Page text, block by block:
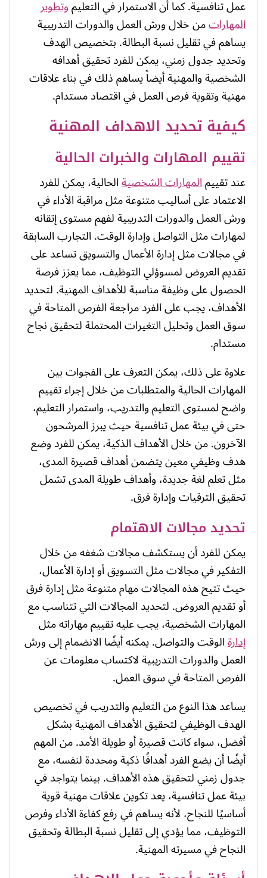
عمل تنافسية. كما أن الاستمرار في التعليموتطوير
المهاراتمن خلال ورش العمل والدورات التدريبية
يساهم في تقليل نسبة البطالة. بتخصيص الهدف
وتحديد جدول زمني، يمكن للفرد تحقيق أهدافه
الشخصية والمهنية أيضاً يساهم ذلك في بناء علاقات
مهنية وتقوية فرص العمل في اقتصاد مستدام.
كيفية تحديد الاهداف المهنية
تقييم المهارات والخبرات الحالية
عند تقييمالمهارات الشخصيةالحالية، يمكن للفرد
الاعتماد على أساليب متنوعة مثل مراقبة الأداء في
ورش العمل والدورات التدريبية لفهم مستوى إتقانه
لمهارات مثل التواصل وإدارة الوقت. التجارب السابقة
في مجالات مثل إدارة الأعمال والتسويق تساعد على
تقديم العروض لمسوؤلي التوظيف، مما يعزز فرصة
الحصول على وظيفة مناسبة للأهداف المهنية. لتحديد
الأهداف، يجب على الفرد مراجعة الفرص المتاحة في
سوق العمل وتحليل التغيرات المحتملة لتحقيق نجاح
مستدام.
علاوة على ذلك، يمكن التعرف على الفجوات بين
المهارات الحالية والمتطلبات من خلال إجراء تقييم
واضح لمستوى التعليم والتدريب، واستمرار التعليم،
حتى في بيئة عمل تنافسية حيث يبرز المرشحون
الآخرون. من خلال الأهداف الذكية، يمكن للفرد وضع
هدف وظيفي معين يتضمن أهداف قصيرة المدى،
مثل تعلم لغة جديدة، وأهداف طويلة المدى تشمل
تحقيق الترقيات وإدارة فرق.
تحديد مجالات الاهتمام
يمكن للفرد أن يستكشف مجالات شغفه من خلال
التفكير في مجالات مثل التسويق أو إدارة الأعمال،
حيث تتيح هذه المجالات مهام متنوعة مثل إدارة فرق
أو تقديم العروض. لتحديد المجالات التي تتناسب مع
المهارات الشخصية، يجب عليه تقييم مهاراته مثل
إدارةالوقت والتواصل. يمكنه أيضًا الانضمام إلى ورش
العمل والدورات التدريبية لاكتساب معلومات عن
الفرص المتاحة في سوق العمل.
يساعد هذا النوع من التعليم والتدريب في تخصيص
الهدف الوظيفي لتحقيق الأهداف المهنية بشكل
أفضل، سواء كانت قصيرة أو طويلة الأمد. من المهم
أيضًا أن يضع الفرد أهدافًا ذكية ومحددة لنفسه، مع
جدول زمني لتحقيق هذه الأهداف. بينما يتواجد في
بيئة عمل تنافسية، يعد تكوين علاقات مهنية قوية
أساسيًا للنجاح، لأنه يساهم في رفع كفاءة الأداء وفرص
التوظيف، مما يؤدي إلى تقليل نسبة البطالة وتحقيق
النجاح في مسيرته المهنية.